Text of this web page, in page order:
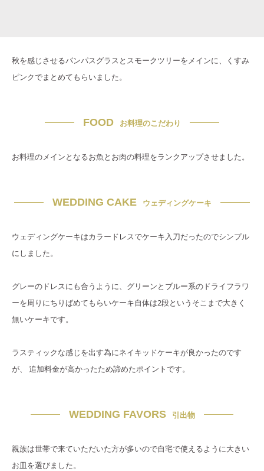
秋を感じさせるパンパスグラスとスモークツリーをメインに、くすみ
ピンクでまとめてもらいました。
FOOD お料理のこだわり
お料理のメインとなるお魚とお肉の料理をランクアップさせました。
WEDDING CAKE ウェディングケーキ
ウェディングケーキはカラードレスでケーキ入刀だったのでシンプル
にしました。
グレーのドレスにも合うように、グリーンとブルー系のドライフラワ
ーを周りにちりばめてもらいケーキ自体は2段というそこまで大きく
無いケーキです。
ラスティックな感じを出す為にネイキッドケーキが良かったのです
が、 追加料金が高かったため諦めたポイントです。
WEDDING FAVORS 引出物
親族は世帯で来ていただいた方が多いので自宅で使えるように大きい
お皿を選びました。